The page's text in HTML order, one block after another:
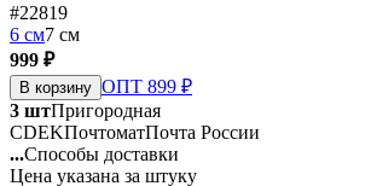
#22819
6 см7 см
999 ₽
В корзину ОПТ 899 ₽
3 штПригородная
CDEKПочтоматПочта России
...Способы доставки
Цена указана за штуку